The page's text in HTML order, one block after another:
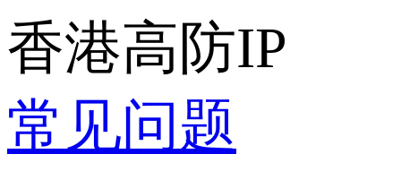
香港高防IP
常见问题